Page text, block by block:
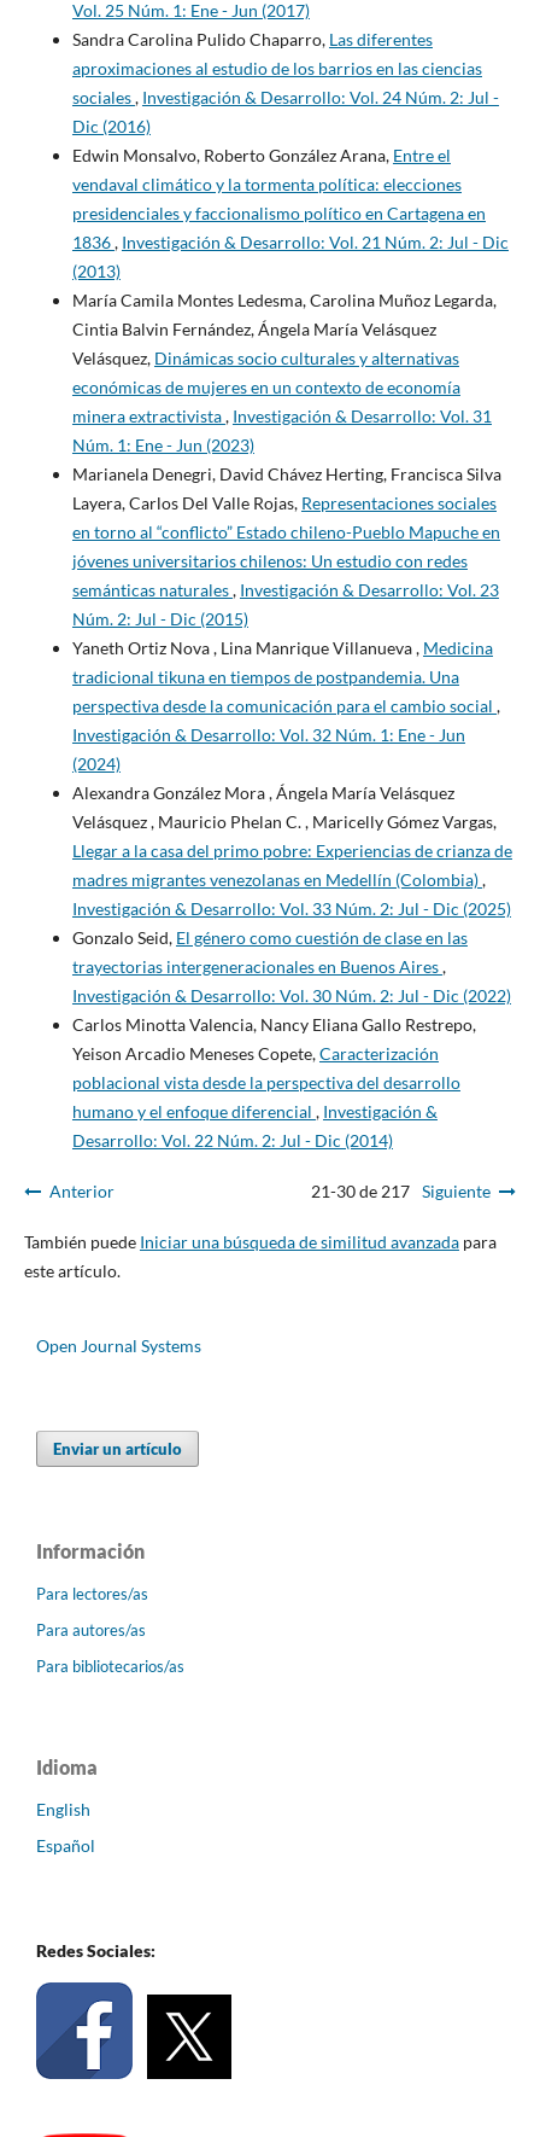
Vol. 25 Núm. 1: Ene - Jun (2017)
Sandra Carolina Pulido Chaparro, Las diferentes
aproximaciones al estudio de los barrios en las ciencias
sociales, Investigación & Desarrollo: Vol. 24 Núm. 2: Jul -
Dic (2016)
Edwin Monsalvo, Roberto González Arana, Entre el
vendaval climático y la tormenta política: elecciones
presidenciales y faccionalismo político en Cartagena en
1836, Investigación & Desarrollo: Vol. 21 Núm. 2: Jul - Dic
(2013)
María Camila Montes Ledesma, Carolina Muñoz Legarda,
Cintia Balvin Fernández, Ángela María Velásquez
Velásquez, Dinámicas socio culturales y alternativas
económicas de mujeres en un contexto de economía
minera extractivista, Investigación & Desarrollo: Vol. 31
Núm. 1: Ene - Jun (2023)
Marianela Denegri, David Chávez Herting, Francisca Silva
Layera, Carlos Del Valle Rojas, Representaciones sociales
en torno al “conflicto” Estado chileno-Pueblo Mapuche en
jóvenes universitarios chilenos: Un estudio con redes
semánticas naturales, Investigación & Desarrollo: Vol. 23
Núm. 2: Jul - Dic (2015)
Yaneth Ortiz Nova , Lina Manrique Villanueva , Medicina
tradicional tikuna en tiempos de postpandemia. Una
perspectiva desde la comunicación para el cambio social ,
Investigación & Desarrollo: Vol. 32 Núm. 1: Ene - Jun
(2024)
Alexandra González Mora , Ángela María Velásquez
Velásquez , Mauricio Phelan C. , Maricelly Gómez Vargas,
Llegar a la casa del primo pobre: Experiencias de crianza de
madres migrantes venezolanas en Medellín (Colombia),
Investigación & Desarrollo: Vol. 33 Núm. 2: Jul - Dic (2025)
Gonzalo Seid, El género como cuestión de clase en las
trayectorias intergeneracionales en Buenos Aires,
Investigación & Desarrollo: Vol. 30 Núm. 2: Jul - Dic (2022)
Carlos Minotta Valencia, Nancy Eliana Gallo Restrepo,
Yeison Arcadio Meneses Copete,Caracterización
poblacional vista desde la perspectiva del desarrollo
humano y el enfoque diferencial , Investigación &
Desarrollo: Vol. 22 Núm. 2: Jul - Dic (2014)
Anterior 21-30 de 217 Siguiente
También puede Iniciar una búsqueda de similitud avanzadapara
este artículo.
Open Journal Systems
Enviar un artículo
Información
Para lectores/as
Para autores/as
Para bibliotecarios/as
Idioma
English
Español
Redes Sociales: